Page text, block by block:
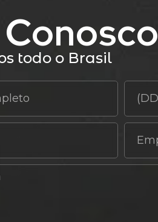
Conosco
todo o Brasil